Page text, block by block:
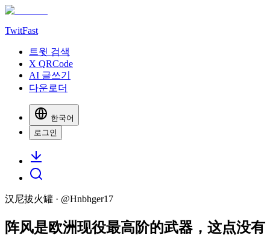
TwitFast
트윗 검색
X QRCode
AI 글쓰기
다운로더
한국어
로그인
汉尼拔火罐 · @Hnbhger17
阵风是欧洲现役最高阶的武器，这点没有